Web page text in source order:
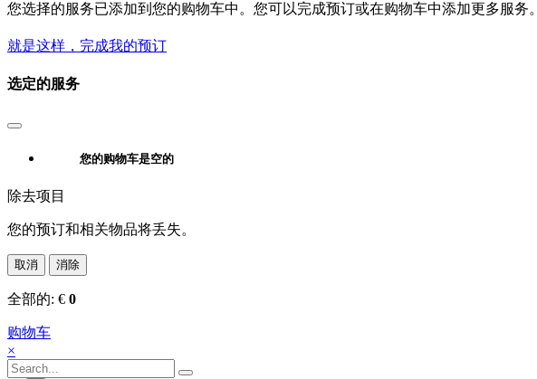
您选择的服务已添加到您的购物车中。您可以完成预订或在购物车中添加更多服务。
就是这样，完成我的预订
选定的服务
您的购物车是空的
除去项目
您的预订和相关物品将丢失。
取消 消除
全部的: € 0
购物车
×